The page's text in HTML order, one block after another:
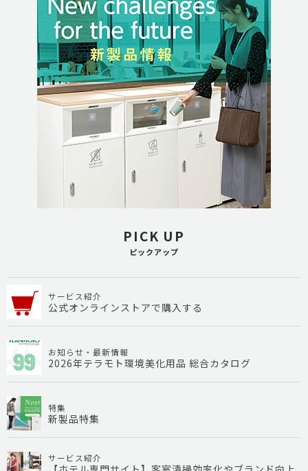
PICK UP
ピックアップ
サービス紹介
公式オンラインストアで購入する
お知らせ・最新情報
2026年テラモト環境美化用品 総合カタログ
特集
新製品特集
サービス紹介